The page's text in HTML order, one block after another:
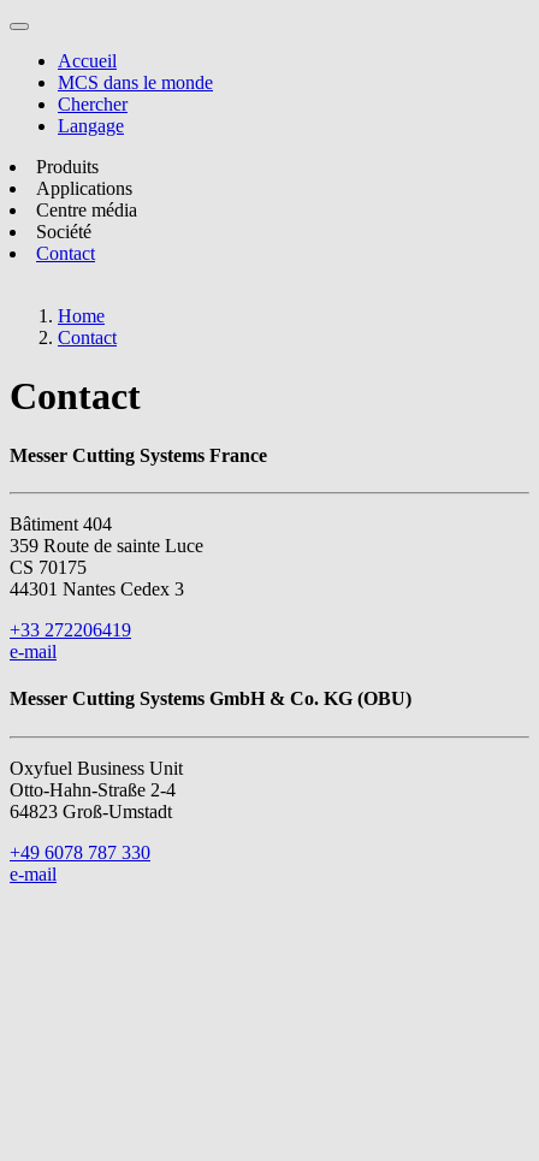
Accueil
MCS dans le monde
Chercher
Langage
Produits
Applications
Centre média
Société
Contact
Home
Contact
Contact
Messer Cutting Systems France
Bâtiment 404
359 Route de sainte Luce
CS 70175
44301 Nantes Cedex 3
+33 272206419
e-mail
Messer Cutting Systems GmbH & Co. KG (OBU)
Oxyfuel Business Unit
Otto-Hahn-Straße 2-4
64823 Groß-Umstadt
+49 6078 787 330
e-mail